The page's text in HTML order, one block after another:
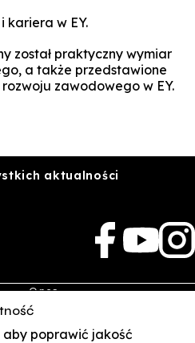
kariera w EY.
został praktyczny wymiar
a także przedstawione
zawodowego w EY.
aktualności
O nas
Rekrutacja
Studia
Kontakt
aby poprawić jakość